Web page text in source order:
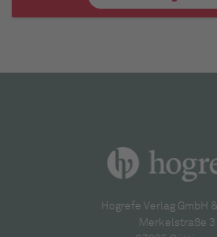
Hogrefe Verlag GmbH
Merkelstraße 3